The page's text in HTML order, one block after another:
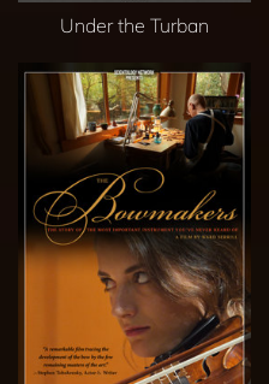
Under the Turban